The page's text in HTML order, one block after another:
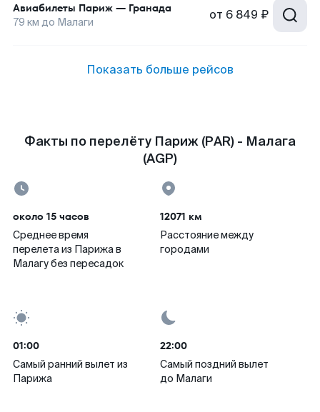
Авиабилеты Париж — Гранада
79 км до Малаги от 6 849 ₽
Показать больше рейсов
Факты по перелёту Париж (PAR) - Малага
(AGP)
около 15 часов
Среднее время
перелета из Парижа в
Малагу без пересадок
12071 км
Расстояние между
городами
01:00
Самый ранний вылет из
Парижа
22:00
Самый поздний вылет
до Малаги